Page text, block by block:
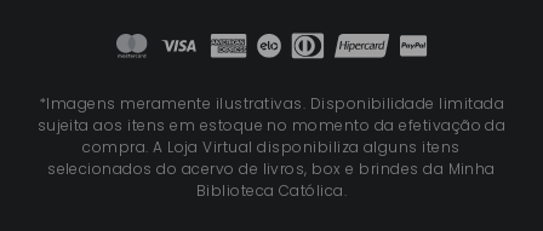
*Imagens meramente ilustrativas. Disponibilidade limitada
sujeita aos itens em estoque no momento da efetivação da
compra. A Loja Virtual disponibiliza alguns itens
selecionados do acervo de livros, box e brindes da Minha
Biblioteca Católica.